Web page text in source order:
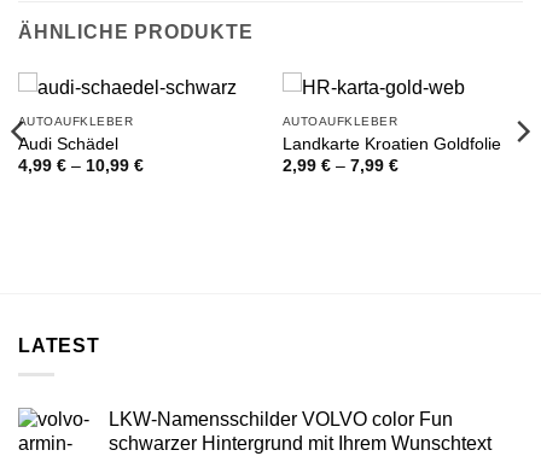
ÄHNLICHE PRODUKTE
AUTOAUFKLEBER
Audi Schädel
4,99 € – 10,99 €Preisspanne:
AUTOAUFKLEBER
Landkarte Kroatien Goldfolie
2,99 € – 7,99 €Preisspanne:
LATEST
LKW-Namensschilder VOLVO color Fun
schwarzer Hintergrund mit Ihrem Wunschtext